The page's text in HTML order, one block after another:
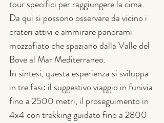
tour specifici per raggiungere la cima.
Da qui si possono osservare da vicino i
crateri attivi e ammirare panorami
mozzafiato che spaziano dalla Valle del
Bove al Mar Mediterraneo.
In sintesi, questa esperienza si sviluppa
in tre fasi: il suggestivo viaggio in funivia
fino a 2500 metri, il proseguimento in
4x4 con trekking guidato fino a 2800